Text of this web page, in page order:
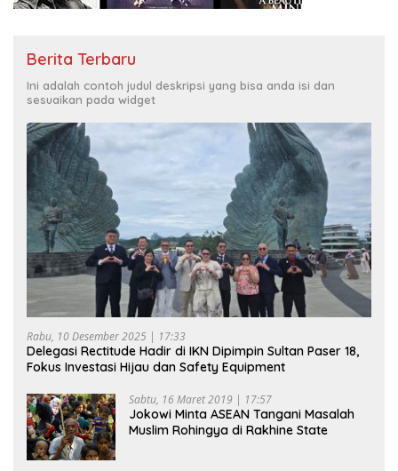
Berita Terbaru
Ini adalah contoh judul deskripsi yang bisa anda isi dan
sesuaikan pada widget
Rabu, 10 Desember 2025 | 17:33
Delegasi Rectitude Hadir di IKN Dipimpin Sultan Paser 18,
Fokus Investasi Hijau dan Safety Equipment
Sabtu, 16 Maret 2019 | 17:57
Jokowi Minta ASEAN Tangani Masalah
Muslim Rohingya di Rakhine State